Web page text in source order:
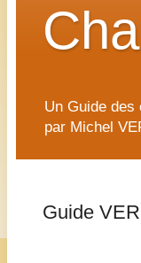
Un Guide des
par Michel
Guide